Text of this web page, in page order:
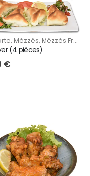
, Mézzés, Mézzés Froids
(4 pièces)
€